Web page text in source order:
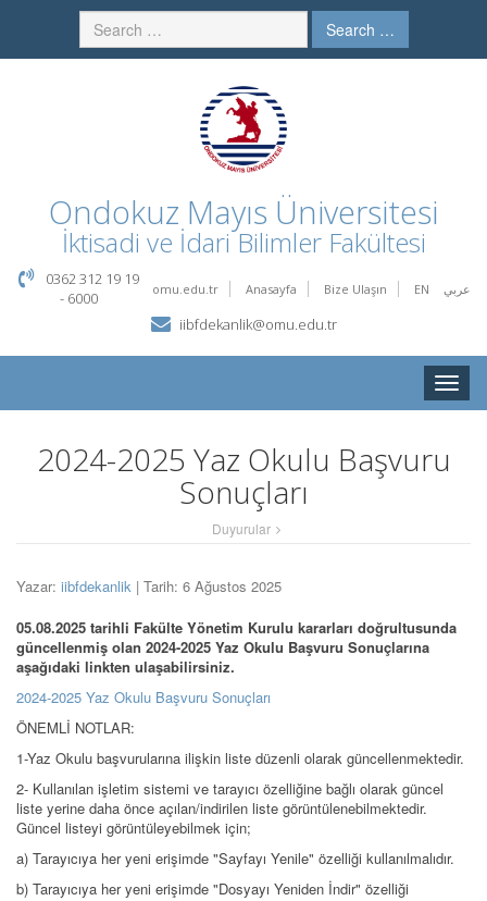
Search …
Ondokuz Mayıs Üniversitesi
İktisadi ve İdari Bilimler Fakültesi
omu.edu.tr Anasayfa Bize Ulaşın EN عربي
0362 312 19 19
- 6000
iibfdekanlik@omu.edu.tr
Toggle
2024-2025 Yaz Okulu Başvuru
Sonuçları
Duyurular
Yazar: iibfdekanlik | Tarih: 6 Ağustos 2025
05.08.2025 tarihli Fakülte Yönetim Kurulu kararları doğrultusunda
güncellenmiş olan 2024-2025 Yaz Okulu Başvuru Sonuçlarına
aşağıdaki linkten ulaşabilirsiniz.
2024-2025 Yaz Okulu Başvuru Sonuçları
ÖNEMLİ NOTLAR:
1-Yaz Okulu başvurularına ilişkin liste düzenli olarak güncellenmektedir.
2- Kullanılan işletim sistemi ve tarayıcı özelliğine bağlı olarak güncel
liste yerine daha önce açılan/indirilen liste görüntülenebilmektedir.
Güncel listeyi görüntüleyebilmek için;
a) Tarayıcıya her yeni erişimde "Sayfayı Yenile" özelliği kullanılmalıdır.
b) Tarayıcıya her yeni erişimde "Dosyayı Yeniden İndir" özelliği